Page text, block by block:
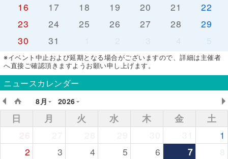
16
17 18 19 20 21
22
23
24 25 26 27 28
29
30
31 5
※イベント中止および延期となる場合がございますので、詳細は主催者
へ直接ご確認頂きますようお願い申し上げます。
ニュースカレンダー
8月
2026
日 月 火 水 木 金
土
26
1
2
3 4 5 6 7
8